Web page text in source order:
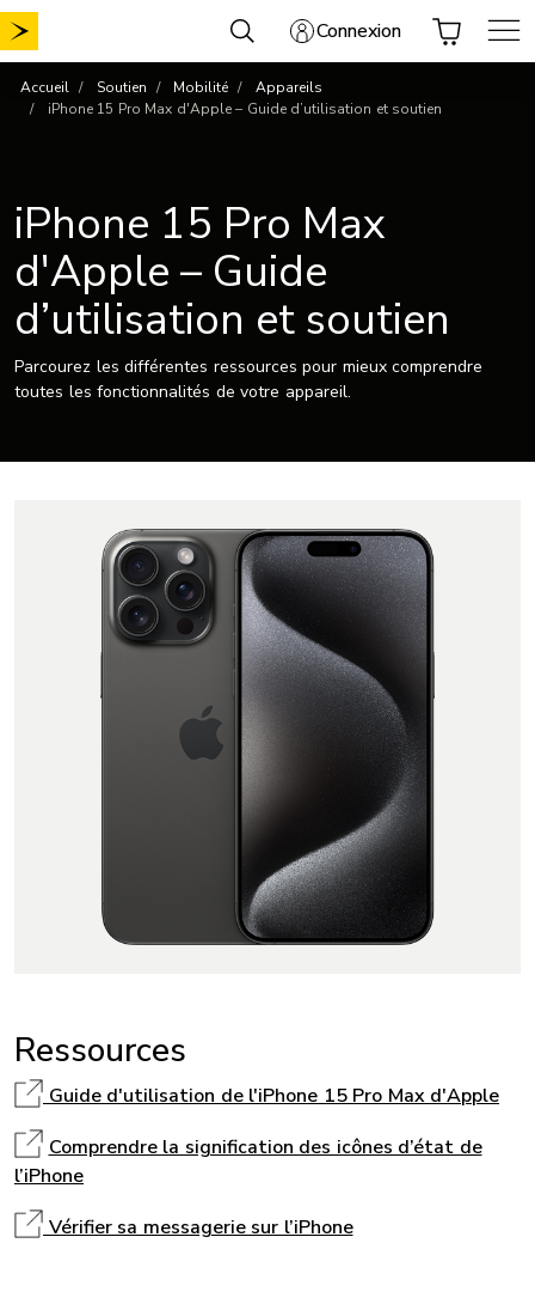
Aller
au
Connexion
Accueil Soutien Mobilité
Appareils
iPhone 15 Pro Max d'Apple – Guide d’utilisation et soutien
iPhone 15 Pro Max
d'Apple – Guide
d’utilisation et soutien
Parcourez les différentes ressources pour mieux comprendre
toutes les fonctionnalités de votre appareil.
Ressources
Guide d'utilisation de l'iPhone 15 Pro Max d'Apple
Comprendre la signification des icônes d’état de
l’iPhone
Vérifier sa messagerie sur l’iPhone